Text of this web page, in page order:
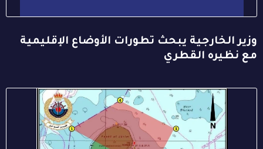
وزير الخارجية يبحث تطورات الأوضاع الإقليمية
مع نظيره القطري